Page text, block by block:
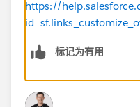
https://
标记为有用